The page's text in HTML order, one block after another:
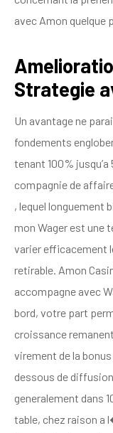
avec Amon quelque
Strategie
Un avantage ne
fondements
tenant 100%
compagnie de
, lequel longuement
mon Wager est une
varier efficacement
retirable. Amon
accompagne avec
bord, votre part
croissance
virement de la
dessous de
generalement dans
table, chez raison a